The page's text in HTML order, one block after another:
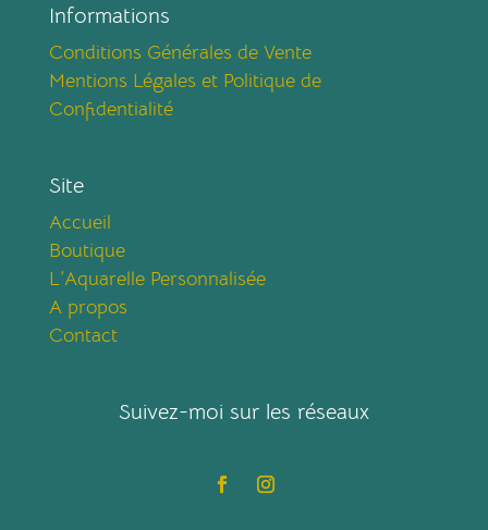
Informations
Conditions Générales de Vente
Mentions Légales et Politique de
Confidentialité
Site
Accueil
Boutique
L’Aquarelle Personnalisée
A propos
Contact
Suivez-moi sur les réseaux